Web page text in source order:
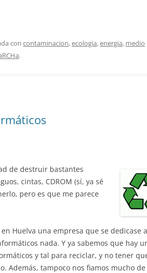
con contaminacion,ecologia,energia, medio
.
de destruir bastantes
cintas, CDROM (sí, ya sé
pero es que me parece
Huelva una empresa que se dedicase
nada. Y ya sabemos que hay
y tal para reciclar, y no tener
Además, tampoco nos fiamos mucho